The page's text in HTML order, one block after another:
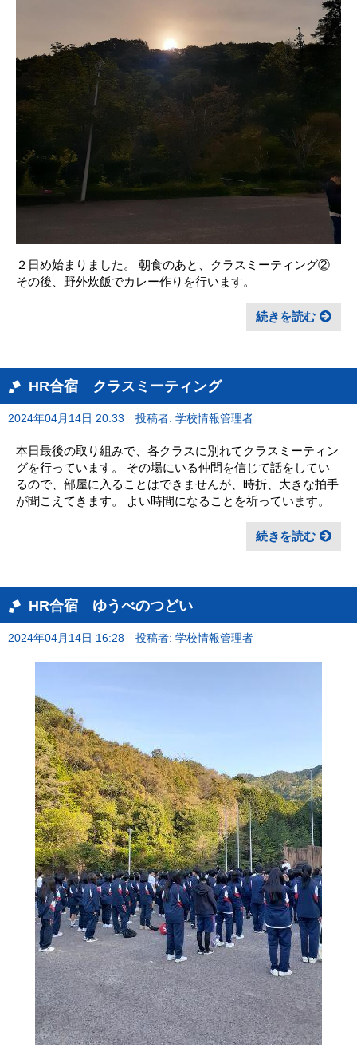
２日め始まりました。 朝食のあと、クラスミーティング②
その後、野外炊飯でカレー作りを行います。
続きを読む
HR合宿 クラスミーティング
2024年04月14日 20:33 投稿者: 学校情報管理者
本日最後の取り組みで、各クラスに別れてクラスミーティン
グを行っています。 その場にいる仲間を信じて話をしてい
るので、部屋に入ることはできませんが、時折、大きな拍手
が聞こえてきます。 よい時間になることを祈っています。
続きを読む
HR合宿 ゆうべのつどい
2024年04月14日 16:28 投稿者: 学校情報管理者